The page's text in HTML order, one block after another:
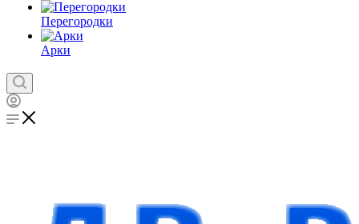
Перегородки
Арки